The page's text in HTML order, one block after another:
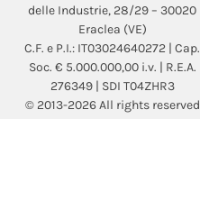
delle Industrie, 28/29 – 30020
Eraclea (VE)
C.F. e P.I.: IT03024640272 | Cap.
Soc. € 5.000.000,00 i.v. | R.E.A.
276349 | SDI T04ZHR3
© 2013-2026 All rights reserved